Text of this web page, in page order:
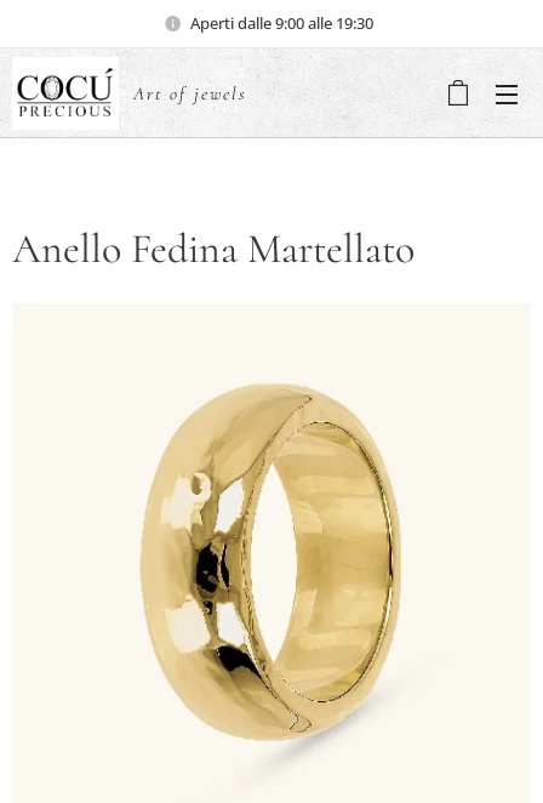
Aperti dalle 9:00 alle 19:30
Art of jewels
Anello Fedina Martellato